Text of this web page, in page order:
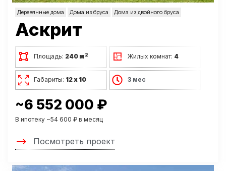
Деревянные дома Дома из бруса Дома из двойного бруса
Аскрит
Площадь: 240 м2 Жилых комнат: 4
Габариты: 12 х 10 3 мес
~6 552 000 ₽
В ипотеку ~54 600 ₽ в месяц
Посмотреть проект